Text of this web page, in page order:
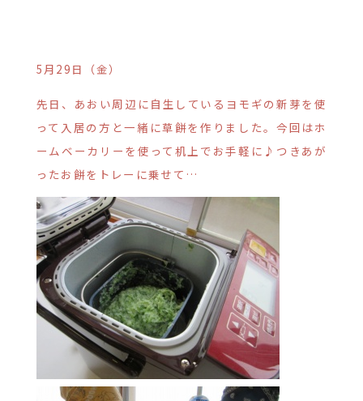
5月29日（金）
先日、あおい周辺に自生しているヨモギの新芽を使
って入居の方と一緒に草餅を作りました。今回はホ
ームベーカリーを使って机上でお手軽に♪つきあが
ったお餅をトレーに乗せて…